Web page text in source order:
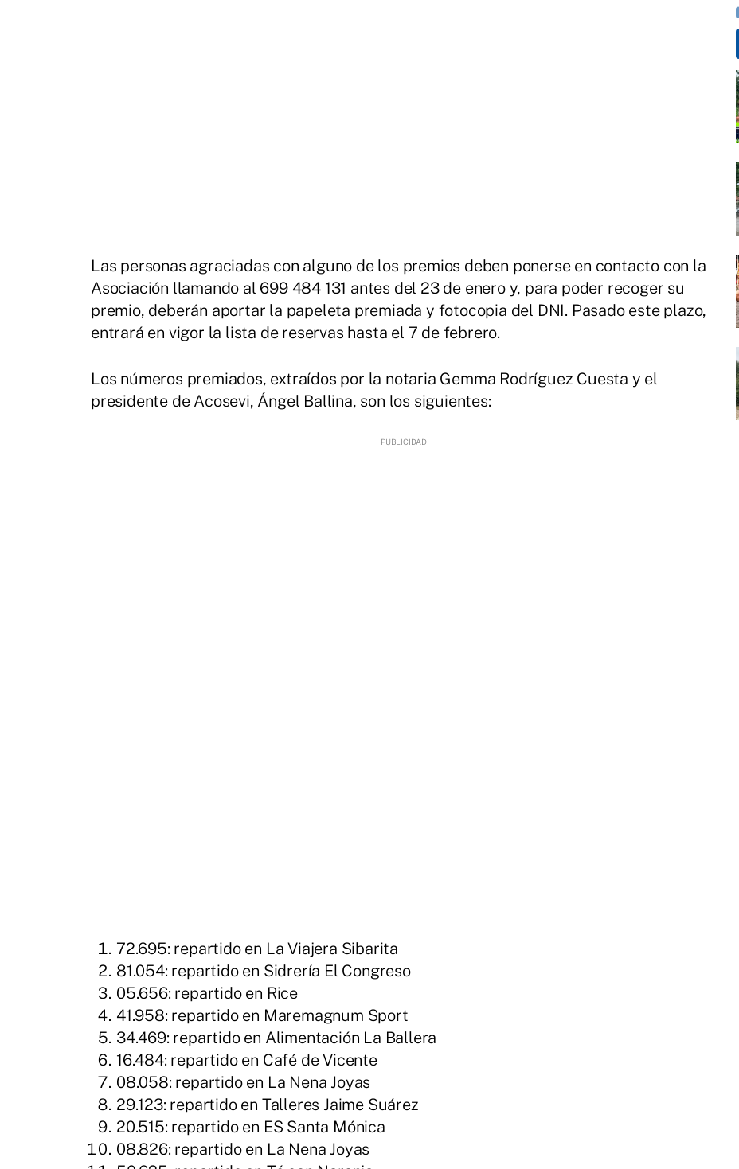
Las personas agraciadas con alguno de los premios deben ponerse en contacto con la
Asociación llamando al 699 484 131 antes del 23 de enero y, para poder recoger su
premio, deberán aportar la papeleta premiada y fotocopia del DNI. Pasado este plazo,
entrará en vigor la lista de reservas hasta el 7 de febrero.
Los números premiados, extraídos por la notaria Gemma Rodríguez Cuesta y el
presidente de Acosevi, Ángel Ballina, son los siguientes:
72.695: repartido en La Viajera Sibarita
81.054: repartido en Sidrería El Congreso
05.656: repartido en Rice
41.958: repartido en Maremagnum Sport
34.469: repartido en Alimentación La Ballera
16.484: repartido en Café de Vicente
08.058: repartido en La Nena Joyas
29.123: repartido en Talleres Jaime Suárez
20.515: repartido en ES Santa Mónica
08.826: repartido en La Nena Joyas